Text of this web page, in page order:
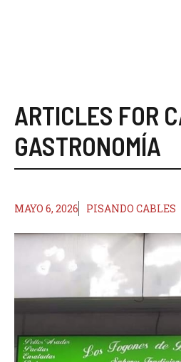
ARTICLES FOR
GASTRONOMÍA
MAYO 6, 2026 PISANDO CABLES